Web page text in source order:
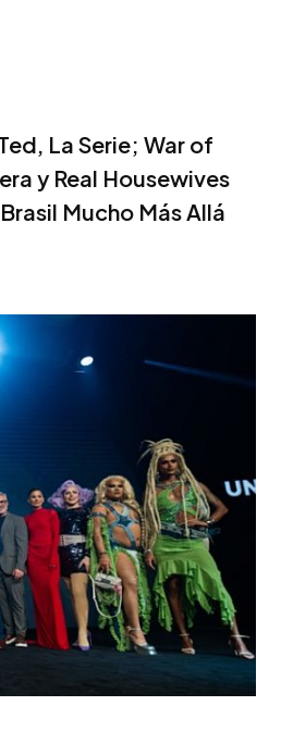
La Serie; War of
y Real Housewives
Mucho Más Allá